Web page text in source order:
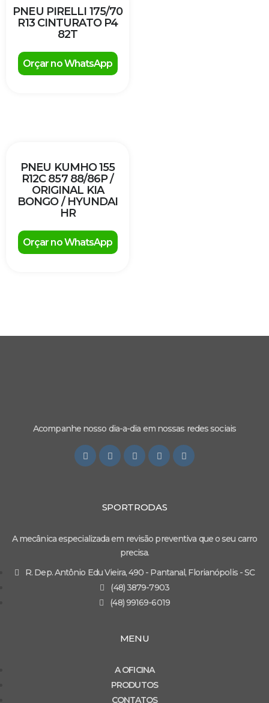
PNEU PIRELLI 175/70
R13 CINTURATO P4
82T
Orçar no WhatsApp
PNEU KUMHO 155
R12C 857 88/86P /
ORIGINAL KIA
BONGO / HYUNDAI
HR
Orçar no WhatsApp
Acompanhe nosso dia-a-dia em nossas redes sociais
SPORTRODAS
A mecânica especializada em revisão preventiva que o seu carro
precisa.
R. Dep. Antônio Edu Vieira, 490 - Pantanal, Florianópolis - SC
(48) 3879-7903
(48) 99169-6019
MENU
A OFICINA
PRODUTOS
CONTATOS